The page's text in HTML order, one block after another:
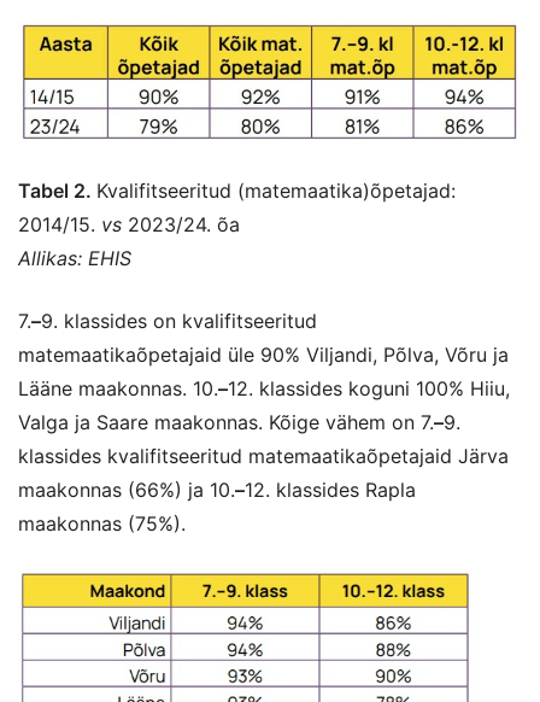
Tabel 2. Kvalifitseeritud (matemaatika)õpetajad:
2014/15. vs 2023/24. õa
Allikas: EHIS
7.–9. klassides on kvalifitseeritud
matemaatikaõpetajaid üle 90% Viljandi, Põlva, Võru ja
Lääne maakonnas. 10.–12. klassides koguni 100% Hiiu,
Valga ja Saare maakonnas. Kõige vähem on 7.–9.
klassides kvalifitseeritud matemaatikaõpetajaid Järva
maakonnas (66%) ja 10.–12. klassides Rapla
maakonnas (75%).